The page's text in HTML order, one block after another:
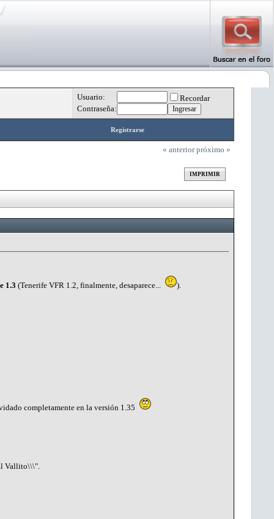
Usuario:
Recordar
Contraseña:
Registrarse
« anterior próximo »
IMPRIMIR
1.3 (Tenerife VFR 1.2, finalmente, desaparece... ).
completamente en la versión 1.35
Vallito\\\".